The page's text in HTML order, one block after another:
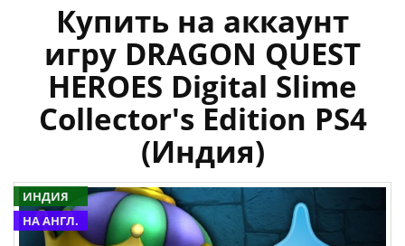
Купить на аккаунт
игру DRAGON QUEST
HEROES Digital Slime
Collector's Edition PS4
(Индия)
ИНДИЯ
НА АНГЛ.